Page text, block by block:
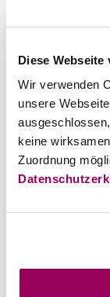
Diese Webseite
Wir verwenden
unsere
keine
Zuordnung